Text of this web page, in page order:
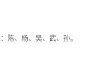
陈、杨、吴、武、孙。